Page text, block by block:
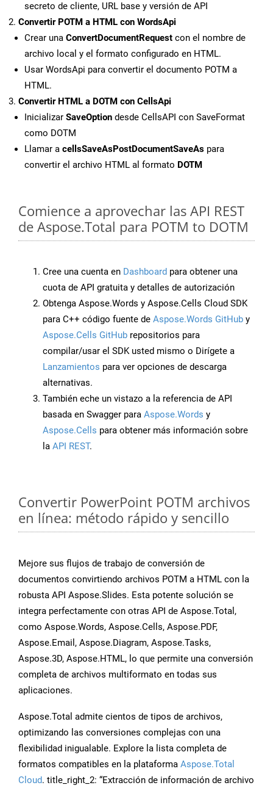
secreto de cliente, URL base y versión de API
Convertir POTM a HTML con WordsApi
Crear una ConvertDocumentRequest con el nombre de
archivo local y el formato configurado en HTML.
Usar WordsApi para convertir el documento POTM a
HTML.
Convertir HTML a DOTM con CellsApi
Inicializar SaveOption desde CellsAPI con SaveFormat
como DOTM
Llamar a cellsSaveAsPostDocumentSaveAs para
convertir el archivo HTML al formato DOTM
Comience a aprovechar las API REST
de Aspose.Total para POTM to DOTM
Cree una cuenta en Dashboard para obtener una
cuota de API gratuita y detalles de autorización
Obtenga Aspose.Words y Aspose.Cells Cloud SDK
para C++ código fuente de Aspose.Words GitHub y
Aspose.Cells GitHub repositorios para
compilar/usar el SDK usted mismo o Dirígete a
Lanzamientos para ver opciones de descarga
alternativas.
También eche un vistazo a la referencia de API
basada en Swagger para Aspose.Words y
Aspose.Cells para obtener más información sobre
la API REST.
Convertir PowerPoint POTM archivos
en línea: método rápido y sencillo
Mejore sus flujos de trabajo de conversión de
documentos convirtiendo archivos POTM a HTML con la
robusta API Aspose.Slides. Esta potente solución se
integra perfectamente con otras API de Aspose.Total,
como Aspose.Words, Aspose.Cells, Aspose.PDF,
Aspose.Email, Aspose.Diagram, Aspose.Tasks,
Aspose.3D, Aspose.HTML, lo que permite una conversión
completa de archivos multiformato en todas sus
aplicaciones.
Aspose.Total admite cientos de tipos de archivos,
optimizando las conversiones complejas con una
flexibilidad inigualable. Explore la lista completa de
formatos compatibles en la plataforma Aspose.Total
Cloud. title_right_2: “Extracción de información de archivo